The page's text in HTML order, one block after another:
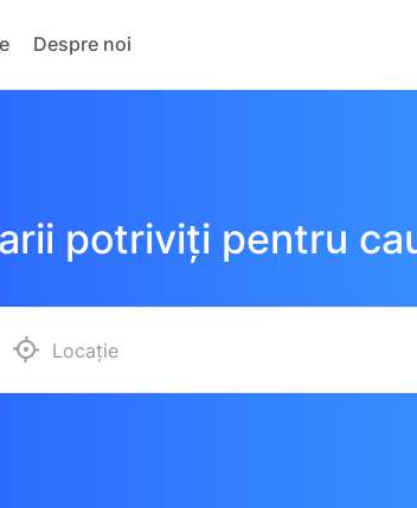
Despre noi
potriviți pentru